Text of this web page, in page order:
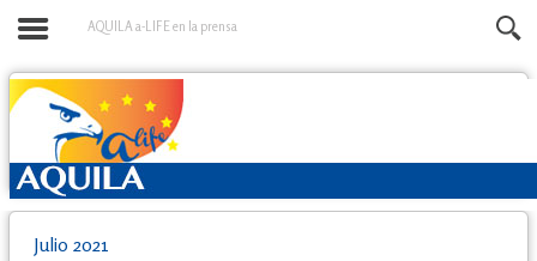
AQUILA a-LIFE en la prensa
Julio 2021